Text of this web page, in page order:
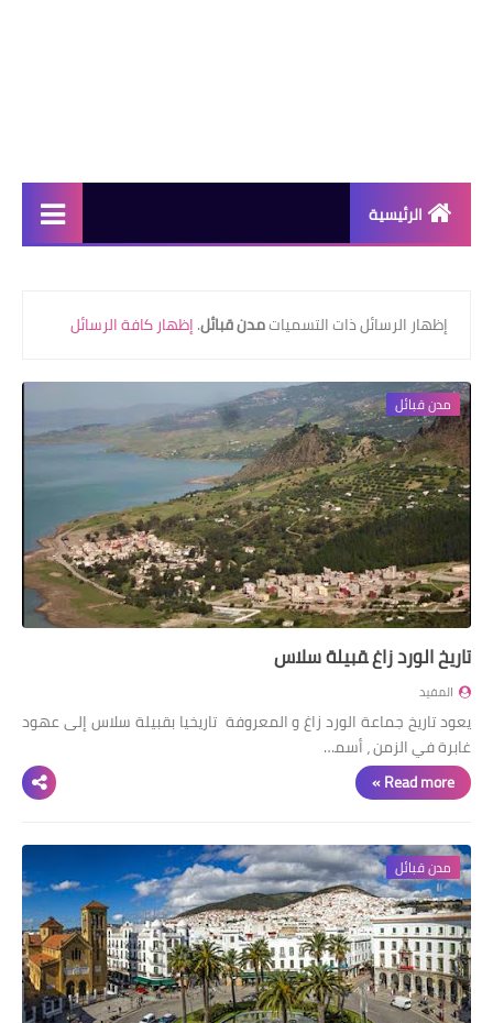
الرئيسية
كورسات مجانية
مقالات مفيدة
تعلم اللغات
اللغة الانجليزية
الوظيفة
إعلاميات
‏إظهار الرسائل ذات التسمياتمدن قبائل.إظهار كافة الرسائل
مدن قبائل
ﺗﺎرﻳﺦ اﻟﻮرد زاغ ﻘﺒﻴﻠﺔ ﺳﻼس
المفيد
ﻳﻌﻮد ﺗﺎرﻳﺦ ﺟﻤﺎﻋﺔ اﻟﻮرد زاغ و اﻟﻤﻌﺮوﻓﺔ ﺗﺎرﻳﺨﻴﺎ ﺑﻘﺒﻴﻠﺔ ﺳﻼس إﻟﻰ ﻋﻬﻮد
ﻏﺎﺑﺮة ﻓﻲ اﻟﺰﻣﻦ ، أﺳﻤ…
Read more »
مدن قبائل